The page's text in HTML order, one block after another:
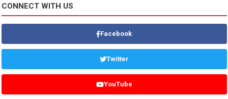
CONNECT WITH US
Facebook
Twitter
YouTube